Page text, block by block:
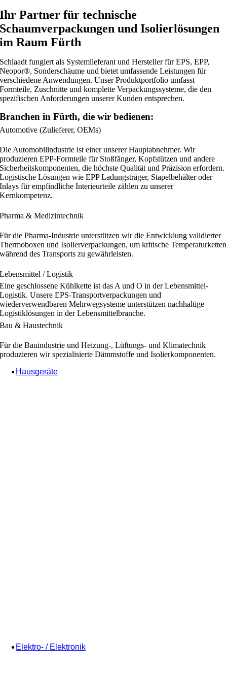
Ihr Partner für technische
Schaumverpackungen und Isolierlösungen
im Raum Fürth
Schlaadt fungiert als Systemlieferant und Hersteller für EPS, EPP,
Neopor®, Sonderschäume und bietet umfassende Leistungen für
verschiedene Anwendungen. Unser Produktportfolio umfasst
Formteile, Zuschnitte und komplette Verpackungssysteme, die den
spezifischen Anforderungen unserer Kunden entsprechen.
Branchen in Fürth, die wir bedienen:
Automotive (Zulieferer, OEMs)
Die Automobilindustrie ist einer unserer Hauptabnehmer. Wir
produzieren EPP-Formteile für Stoßfänger, Kopfstützen und andere
Sicherheitskomponenten, die höchste Qualität und Präzision erfordern.
Logistische Lösungen wie EPP Ladungsträger, Stapelbehälter oder
Inlays für empfindliche Interieurteile zählen zu unserer
Kernkompetenz.
Pharma & Medizintechnik
Für die Pharma-Industrie unterstützen wir die Entwicklung validierter
Thermoboxen und Isolierverpackungen, um kritische Temperaturketten
während des Transports zu gewährleisten.
Lebensmittel / Logistik
Eine geschlossene Kühlkette ist das A und O in der Lebensmittel-
Logistik. Unsere EPS-Transportverpackungen und
wiederverwendbaren Mehrwegsysteme unterstützen nachhaltige
Logistiklösungen in der Lebensmittelbranche.
Bau & Haustechnik
Für die Bauindustrie und Heizung-, Lüftungs- und Klimatechnik
produzieren wir spezialisierte Dämmstoffe und Isolierkomponenten.
Hausgeräte
Elektro- / Elektronik